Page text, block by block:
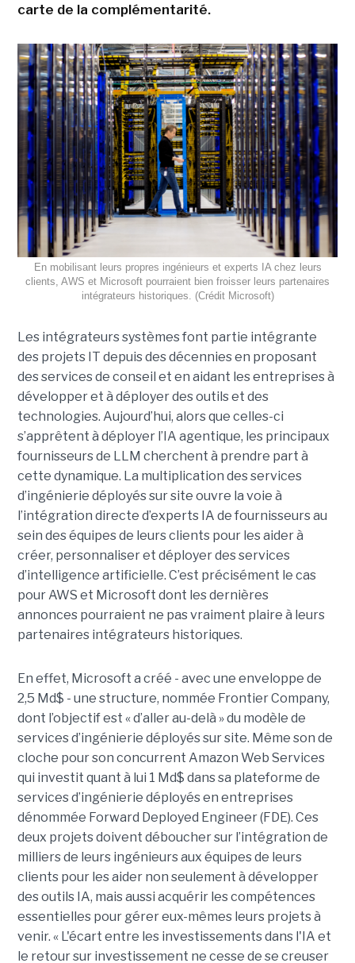
carte de la complémentarité.
En mobilisant leurs propres ingénieurs et experts IA chez leurs
clients, AWS et Microsoft pourraient bien froisser leurs partenaires
intégrateurs historiques. (Crédit Microsoft)
Les intégrateurs systèmes font partie intégrante
des projets IT depuis des décennies en proposant
des services de conseil et en aidant les entreprises à
développer et à déployer des outils et des
technologies. Aujourd’hui, alors que celles-ci
s’apprêtent à déployer l’IA agentique, les principaux
fournisseurs de LLM cherchent à prendre part à
cette dynamique. La multiplication des services
d’ingénierie déployés sur site ouvre la voie à
l’intégration directe d’experts IA de fournisseurs au
sein des équipes de leurs clients pour les aider à
créer, personnaliser et déployer des services
d’intelligence artificielle. C’est précisément le cas
pour AWS et Microsoft dont les dernières
annonces pourraient ne pas vraiment plaire à leurs
partenaires intégrateurs historiques.
En effet, Microsoft a créé - avec une enveloppe de
2,5 Md$ - une structure, nommée Frontier Company,
dont l’objectif est « d’aller au-delà » du modèle de
services d’ingénierie déployés sur site. Même son de
cloche pour son concurrent Amazon Web Services
qui investit quant à lui 1 Md$ dans sa plateforme de
services d’ingénierie déployés en entreprises
dénommée Forward Deployed Engineer (FDE). Ces
deux projets doivent déboucher sur l’intégration de
milliers de leurs ingénieurs aux équipes de leurs
clients pour les aider non seulement à développer
des outils IA, mais aussi acquérir les compétences
essentielles pour gérer eux-mêmes leurs projets à
venir. « L'écart entre les investissements dans l'IA et
le retour sur investissement ne cesse de se creuser